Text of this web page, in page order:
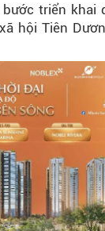
triển khai
hội Tiên